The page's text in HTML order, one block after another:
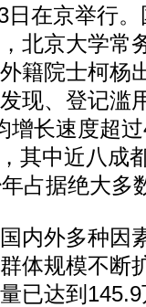
在京举行
北京大学常
籍院士柯杨
现、登记滥
增长速度超
其中近八成
占据绝大多
外多种因
体规模不断
已达到